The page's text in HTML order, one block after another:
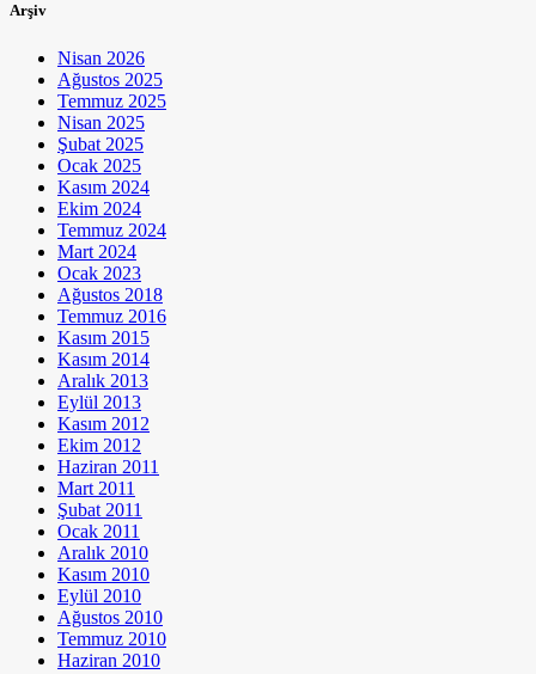
Arşiv
Nisan 2026
Ağustos 2025
Temmuz 2025
Nisan 2025
Şubat 2025
Ocak 2025
Kasım 2024
Ekim 2024
Temmuz 2024
Mart 2024
Ocak 2023
Ağustos 2018
Temmuz 2016
Kasım 2015
Kasım 2014
Aralık 2013
Eylül 2013
Kasım 2012
Ekim 2012
Haziran 2011
Mart 2011
Şubat 2011
Ocak 2011
Aralık 2010
Kasım 2010
Eylül 2010
Ağustos 2010
Temmuz 2010
Haziran 2010